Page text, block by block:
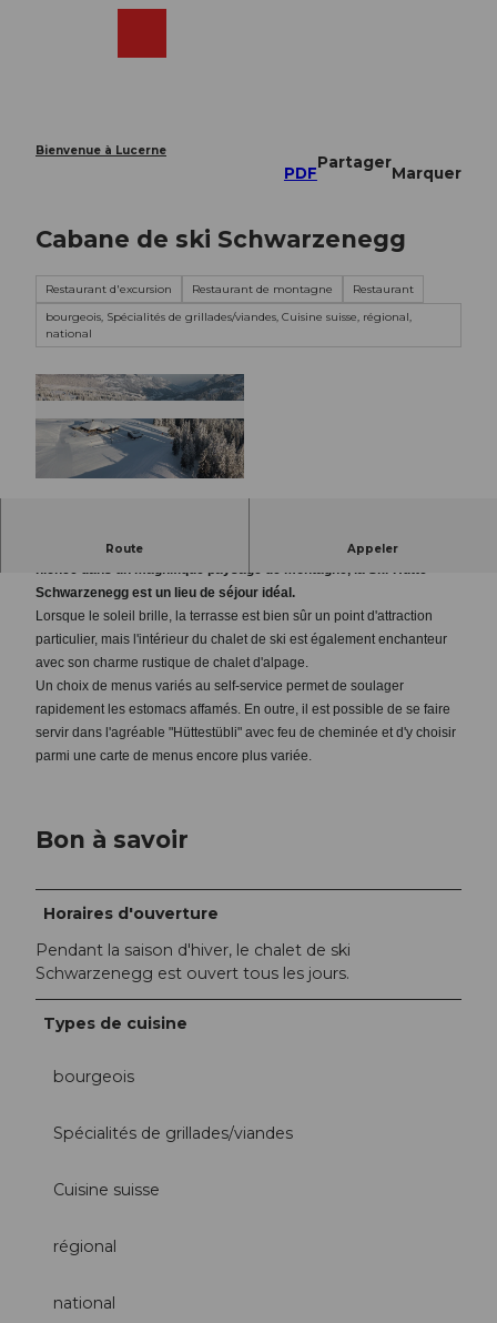
Bienvenue à Lucerne
PDF
Partager
Marquer
Cabane de ski Schwarzenegg
Restaurant d'excursion Restaurant de montagne
Restaurant
bourgeois, Spécialités de grillades/viandes, Cuisine suisse, régional,
national
Route Appeler
Légèrement à l'écart de l'agitation, mais au milieu de la piste de ski,
nichée dans un magnifique paysage de montagne, la Ski-Hütte
Schwarzenegg est un lieu de séjour idéal.
Lorsque le soleil brille, la terrasse est bien sûr un point d'attraction
particulier, mais l'intérieur du chalet de ski est également enchanteur
avec son charme rustique de chalet d'alpage.
Un choix de menus variés au self-service permet de soulager
rapidement les estomacs affamés. En outre, il est possible de se faire
servir dans l'agréable "Hüttestübli" avec feu de cheminée et d'y choisir
parmi une carte de menus encore plus variée.
Bon à savoir
Horaires d'ouverture
Pendant la saison d'hiver, le chalet de ski
Schwarzenegg est ouvert tous les jours.
Types de cuisine
bourgeois
Spécialités de grillades/viandes
Cuisine suisse
régional
national